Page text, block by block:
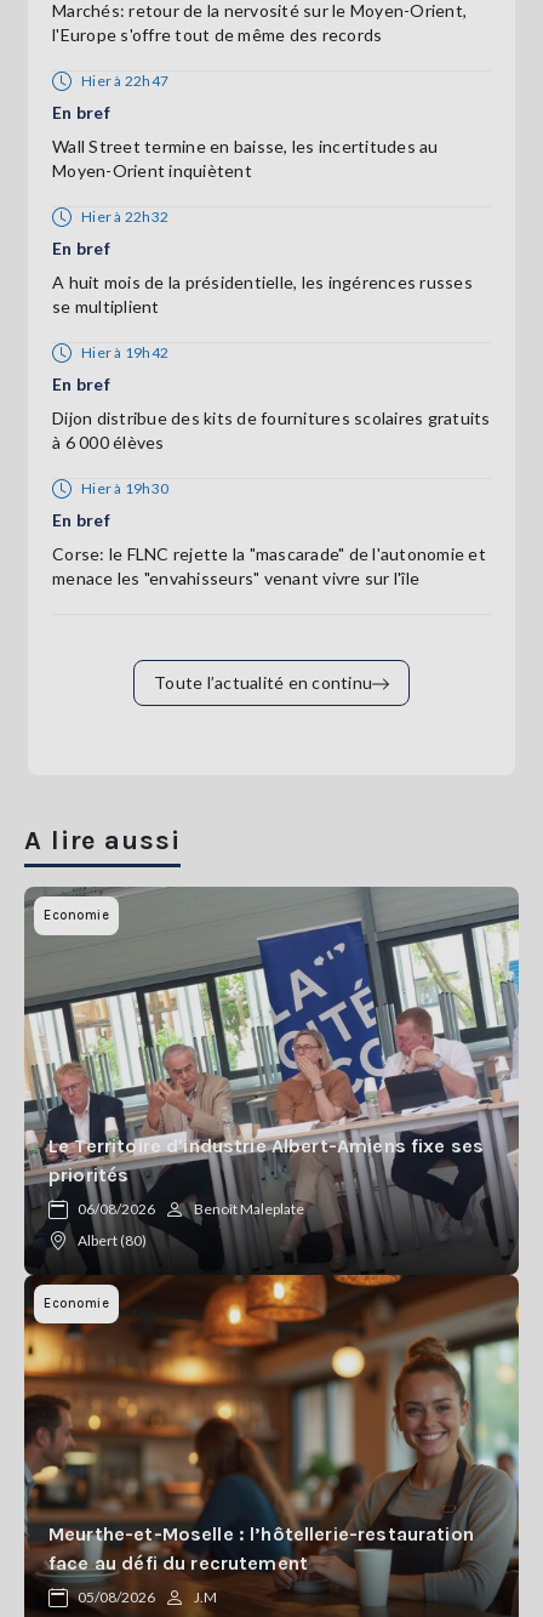
Marchés: retour de la nervosité sur le Moyen-Orient,
l'Europe s'offre tout de même des records
Hier à 22h47
En bref
Wall Street termine en baisse, les incertitudes au
Moyen-Orient inquiètent
Hier à 22h32
En bref
A huit mois de la présidentielle, les ingérences russes
se multiplient
Hier à 19h42
En bref
Dijon distribue des kits de fournitures scolaires gratuits
à 6 000 élèves
Hier à 19h30
En bref
Corse: le FLNC rejette la "mascarade" de l'autonomie et
menace les "envahisseurs" venant vivre sur l'île
Toute l’actualité en continu
A lire aussi
Economie
Le Territoire d'industrie Albert-Amiens fixe ses
priorités
06/08/2026
Benoît Maleplate
Albert (80)
Economie
Meurthe-et-Moselle : l’hôtellerie-restauration
face au défi du recrutement
05/08/2026
J.M